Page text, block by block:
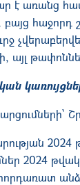
է առանց
հաջորդ
այլ
2024
2024